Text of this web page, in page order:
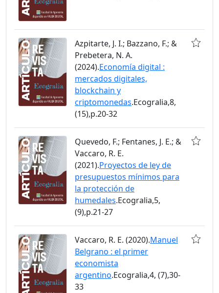
Azpitarte, J. I.; Bazzano, F.; &
Prebetera, N. A.
(2024).Economía digital :
mercados digitales,
blockchain y
criptomonedas.Ecogralia,8,
(15),p.20-32
Quevedo, F.; Fentanes, J. E.; &
Vaccaro, R. E.
(2021).Proyectos de ley de
presupuestos mínimos para
la protección de
humedales.Ecogralia,5,
(9),p.21-27
Vaccaro, R. E. (2020).Manuel
Belgrano : el primer
economista
argentino.Ecogralia,4, (7),30-
33